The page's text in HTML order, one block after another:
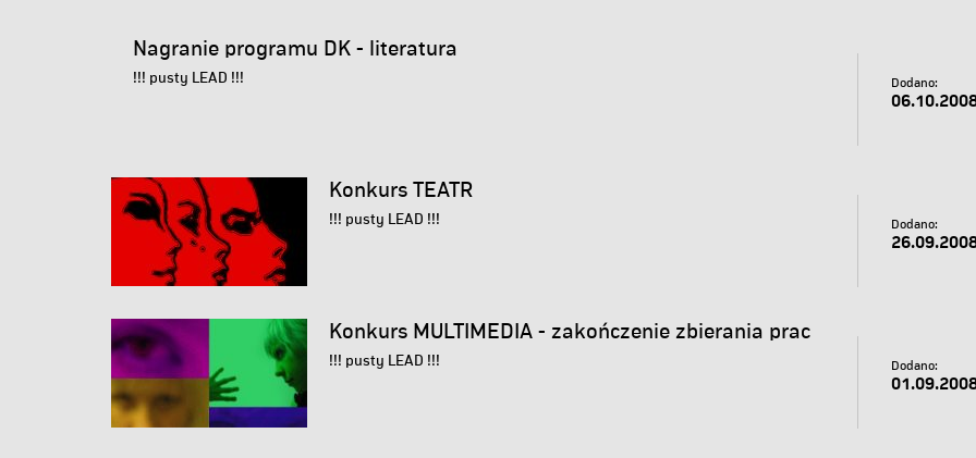
Nagranie programu DK - literatura
!!! pusty LEAD !!! Dodano:
Konkurs TEATR
!!! pusty LEAD !!! Dodano:
Konkurs MULTIMEDIA - zakończenie zbierania prac
!!! pusty LEAD !!! Dodano: